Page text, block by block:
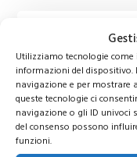
Utilizziamo tecnologie come
informazioni del dispositivo.
navigazione e per mostrare
queste tecnologie ci
navigazione o gli ID univoci
del consenso possono
funzioni.